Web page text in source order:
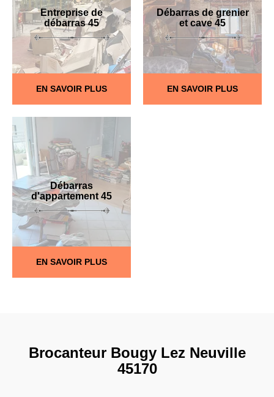
Entreprise de
débarras 45
EN SAVOIR PLUS
Débarras de grenier
et cave 45
EN SAVOIR PLUS
Débarras
d'appartement 45
EN SAVOIR PLUS
Brocanteur Bougy Lez Neuville
45170